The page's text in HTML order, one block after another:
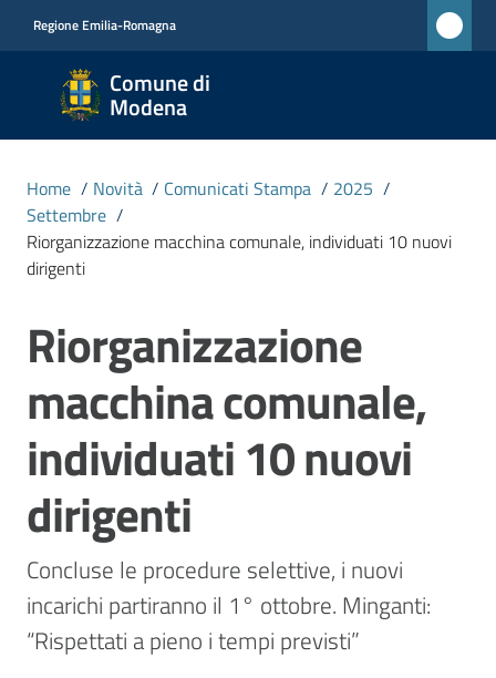
Regione Emilia-Romagna
Comune di
Modena
Comune
di
Modena
CIVICA
MONET
Menu selezionato
Servizi
Vivere
Modena
Home / Novità / Comunicati Stampa / 2025 /
Settembre /
Riorganizzazione macchina comunale, individuati 10 nuovi
dirigenti
Salta al contenuto
Riorganizzazione
macchina comunale,
individuati 10 nuovi
dirigenti
Concluse le procedure selettive, i nuovi
incarichi partiranno il 1° ottobre. Minganti:
“Rispettati a pieno i tempi previsti”